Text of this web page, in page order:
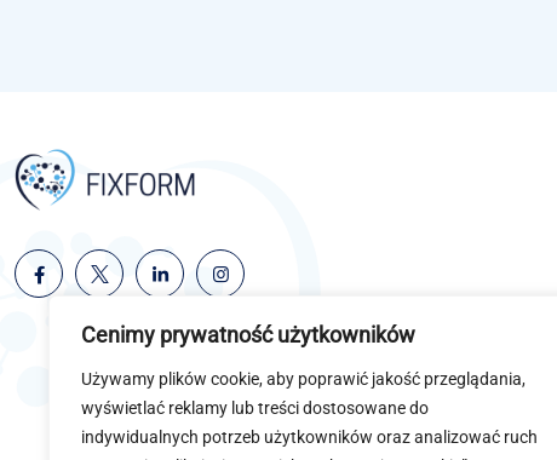
Cenimy prywatność użytkowników
Używamy plików cookie, aby poprawić jakość przeglądania,
wyświetlać reklamy lub treści dostosowane do
indywidualnych potrzeb użytkowników oraz analizować ruch